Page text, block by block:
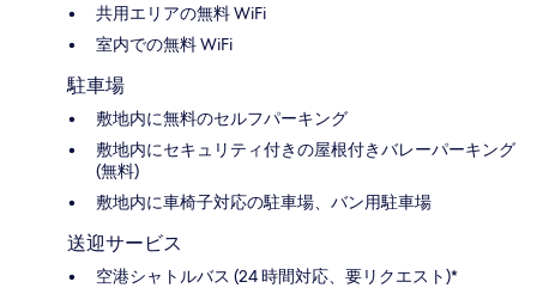
共用エリアの無料 WiFi
室内での無料 WiFi
駐車場
敷地内に無料のセルフパーキング
敷地内にセキュリティ付きの屋根付きバレーパーキング
(無料)
敷地内に車椅子対応の駐車場、バン用駐車場
送迎サービス
空港シャトルバス (24 時間対応、要リクエスト)*